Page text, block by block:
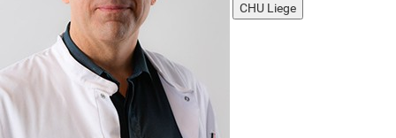
CHU Liege